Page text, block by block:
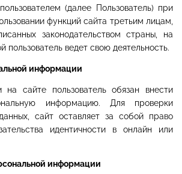
(далее Пользователь) при
функций сайта третьим лицам,
законодательством страны, на
пользователь ведет свою деятельность.
информации
на сайте пользователь обязан внести
информацию. Для проверки
сайт оставляет за собой право
идентичности в онлайн или
информации